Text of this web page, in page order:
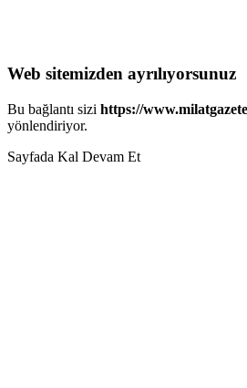
Web sitemizden ayrılıyorsunuz
Bu bağlantı sizi https://
yönlendiriyor.
Sayfada Kal Devam Et